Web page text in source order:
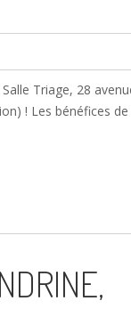
Triage, 28
! Les bénéfices